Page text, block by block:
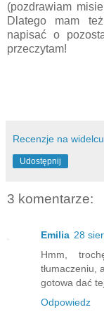
(pozdrawiam
Dlatego mam
napisać o
przeczytam!
Recenzje na widelcu
Udostępnij
3 komentarze:
Emilia 28
Hmm,
tłumaczeniu,
gotowa dać
Odpowiedz